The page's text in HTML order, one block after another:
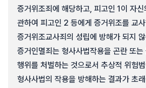
증거위조죄에 해당하고, 피고인 1이 자신
관하여 피고인 2 등에게 증거위조를 교
증거위조교사죄의 성립에 방해가 되지
증거인멸죄는 형사사법작용을 곤란 또는
행위를 처벌하는 것으로서 추상적 위험
형사사법의 작용을 방해하는 결과가 초